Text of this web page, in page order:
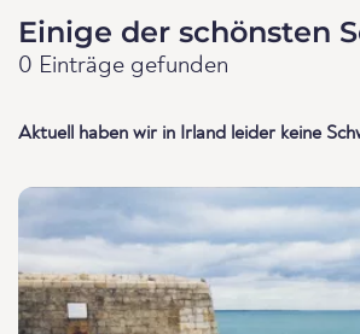
Einige der schönsten
0 Einträge gefunden
Aktuell haben wir in Irland leider keine